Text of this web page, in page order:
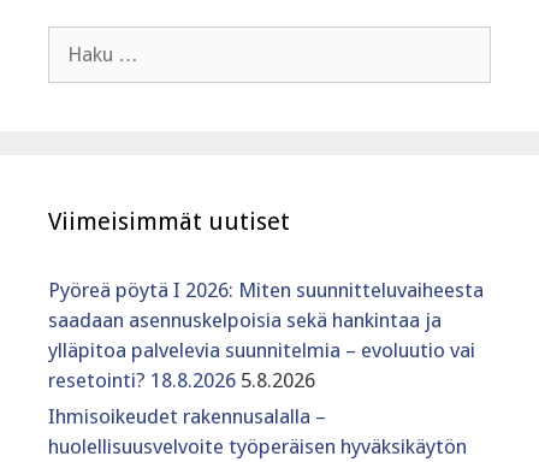
Viimeisimmät uutiset
Pyöreä pöytä I 2026: Miten suunnitteluvaiheesta
saadaan asennuskelpoisia sekä hankintaa ja
ylläpitoa palvelevia suunnitelmia – evoluutio vai
resetointi? 18.8.2026 5.8.2026
Ihmisoikeudet rakennusalalla –
huolellisuusvelvoite työperäisen hyväksikäytön